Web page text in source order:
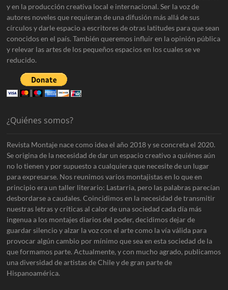
y en la producción creativa local e internacional. Ser la voz de
autores noveles que requieran de una difusión más allá de sus
círculos y darle espacio a escritores de otras latitudes para que sean
conocidos en el país. También queremos influir en la opinión pública
y relevar las artes de los pequeños espacios en los cuales se ve
reducido.
¿Quiénes somos?
Revista Montaje nace como idea el año 2018 y se concreta el 2020.
Se origina de la necesidad de dar un espacio creativo a quiénes aún
no lo tienen y por supuesto a cualquiera que necesite de un lugar
para expresarse. Nos reunimos varios montajistas en lo que en
principio era un taller literario: Lastarria, pero las palabras parecían
desbordarse a caudales. Coincidimos en la necesidad de transmitir
nuestras letras y críticas al calor de una sociedad cada día más
ingenua a los montajes diarios del poder, decidimos dejar de
guardar silencio y alzar la voz con el arte como la vía válida para
provocar algún cambio por mínimo que sea en esta sociedad de la
que formamos parte. Actualmente, y con mucho agrado, publicamos
una diversidad de artistas de Chile y de gran parte de
Hispanoamérica.